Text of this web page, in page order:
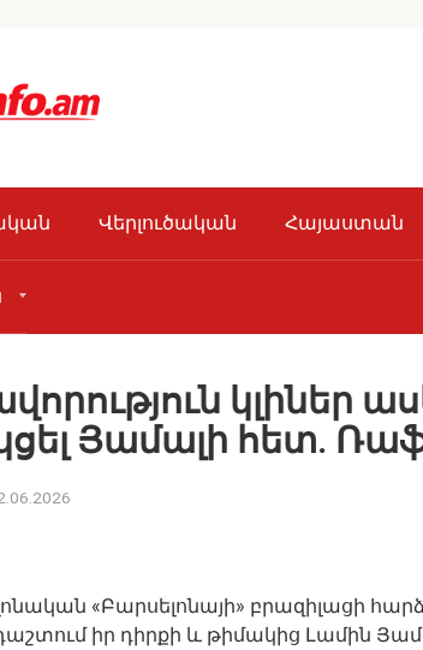
Վերլուծական Հայաստան
կլիներ
Յամալի հետ․
«Բարսելոնայի» բրազիլացի
իր դիրքի և թիմակից Լամին